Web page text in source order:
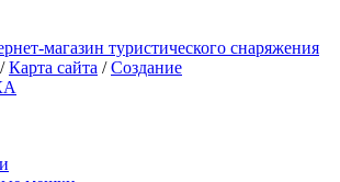
магазин туристического снаряжения
/Карта сайта /Создание